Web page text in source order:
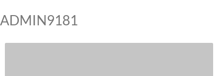
ADMIN9181